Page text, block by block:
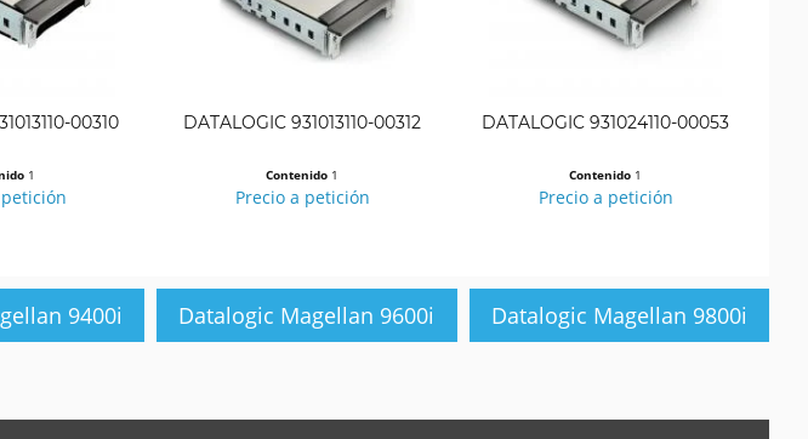
00310
1
DATALOGIC 931013110-00312
Contenido 1
Precio a petición
DATALOGIC 931024110-00053
Contenido 1
Precio a petición
9400i Datalogic Magellan 9600i Datalogic Magellan 9800i